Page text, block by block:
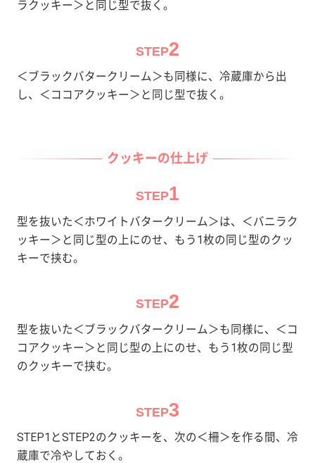
ラクッキー＞と同じ型で抜く。
STEP2
＜ブラックバタークリーム＞も同様に、冷蔵庫から出
し、＜ココアクッキー＞と同じ型で抜く。
クッキーの仕上げ
STEP1
型を抜いた＜ホワイトバタークリーム＞は、＜バニラク
ッキー＞と同じ型の上にのせ、もう1枚の同じ型のクッ
キーで挟む。
STEP2
型を抜いた＜ブラックバタークリーム＞も同様に、＜コ
コアクッキー＞と同じ型の上にのせ、もう1枚の同じ型
のクッキーで挟む。
STEP3
STEP1とSTEP2のクッキーを、次の＜柵＞を作る間、冷
蔵庫で冷やしておく。